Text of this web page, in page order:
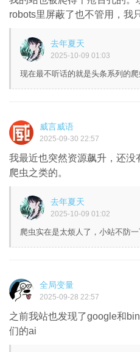
robots里屏蔽了也不管用，我
去年夏天
2025-10-09 01:03
现在最不听话的就是头条系列的
威言威语
2025-09-30 22:57
我最近也突然资源飙升，还没
爬虫之类的。
去年夏天
2025-10-09 01:02
爬虫实在是太烦人了，小站不防
全局变量
2025-09-28 22:57
之前我站也发现了google和
们的ai